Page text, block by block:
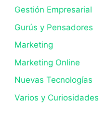
Gestión Empresarial
Gurús y Pensadores
Marketing
Marketing Online
Nuevas Tecnologías
Varios y Curiosidades